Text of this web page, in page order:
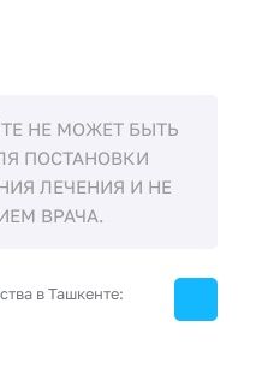
НЕ МОЖЕТ БЫТЬ
ПОСТАНОВКИ
ЛЕЧЕНИЯ И НЕ
ВРАЧА.
в Ташкенте: